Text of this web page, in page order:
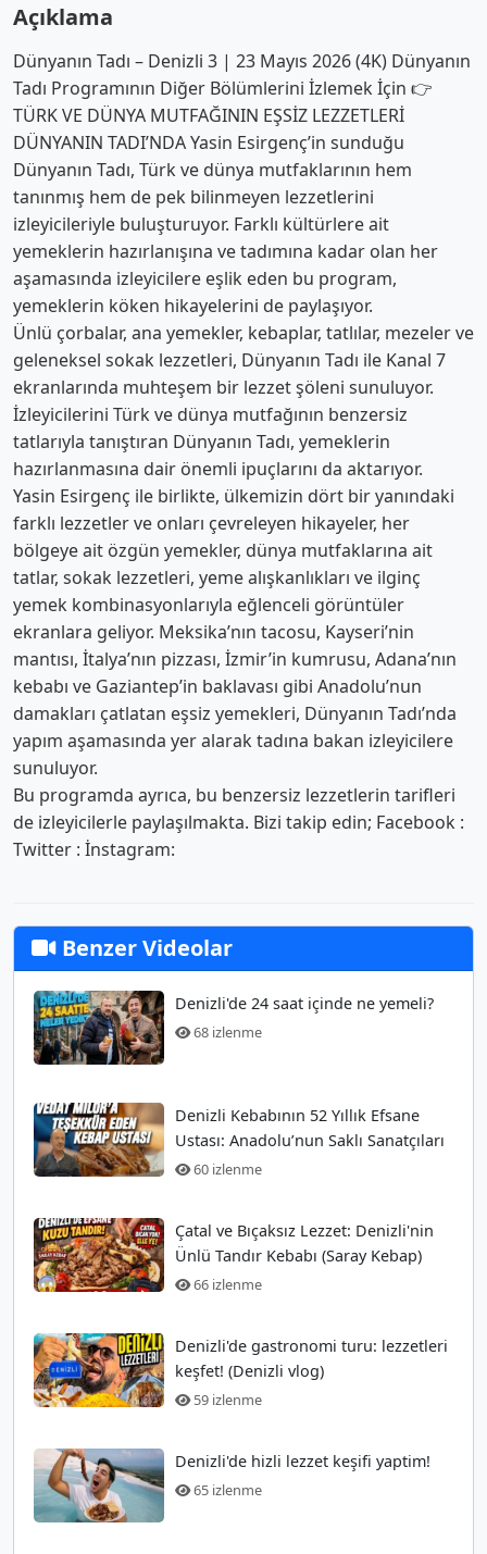
Açıklama
Dünyanın Tadı – Denizli 3 | 23 Mayıs 2026 (4K) Dünyanın
Tadı Programının Diğer Bölümlerini İzlemek İçin 👉
TÜRK VE DÜNYA MUTFAĞININ EŞSİZ LEZZETLERİ
DÜNYANIN TADI’NDA Yasin Esirgenç’in sunduğu
Dünyanın Tadı, Türk ve dünya mutfaklarının hem
tanınmış hem de pek bilinmeyen lezzetlerini
izleyicileriyle buluşturuyor. Farklı kültürlere ait
yemeklerin hazırlanışına ve tadımına kadar olan her
aşamasında izleyicilere eşlik eden bu program,
yemeklerin köken hikayelerini de paylaşıyor.
Ünlü çorbalar, ana yemekler, kebaplar, tatlılar, mezeler ve
geleneksel sokak lezzetleri, Dünyanın Tadı ile Kanal 7
ekranlarında muhteşem bir lezzet şöleni sunuluyor.
İzleyicilerini Türk ve dünya mutfağının benzersiz
tatlarıyla tanıştıran Dünyanın Tadı, yemeklerin
hazırlanmasına dair önemli ipuçlarını da aktarıyor.
Yasin Esirgenç ile birlikte, ülkemizin dört bir yanındaki
farklı lezzetler ve onları çevreleyen hikayeler, her
bölgeye ait özgün yemekler, dünya mutfaklarına ait
tatlar, sokak lezzetleri, yeme alışkanlıkları ve ilginç
yemek kombinasyonlarıyla eğlenceli görüntüler
ekranlara geliyor. Meksika’nın tacosu, Kayseri’nin
mantısı, İtalya’nın pizzası, İzmir’in kumrusu, Adana’nın
kebabı ve Gaziantep’in baklavası gibi Anadolu’nun
damakları çatlatan eşsiz yemekleri, Dünyanın Tadı’nda
yapım aşamasında yer alarak tadına bakan izleyicilere
sunuluyor.
Bu programda ayrıca, bu benzersiz lezzetlerin tarifleri
de izleyicilerle paylaşılmakta. Bizi takip edin; Facebook :
Twitter : İnstagram:
Benzer Videolar
Denizli'de 24 saat içinde ne yemeli?
68 izlenme
Denizli Kebabının 52 Yıllık Efsane
Ustası: Anadolu’nun Saklı Sanatçıları
60 izlenme
Çatal ve Bıçaksız Lezzet: Denizli'nin
Ünlü Tandır Kebabı (Saray Kebap)
66 izlenme
Denizli'de gastronomi turu: lezzetleri
keşfet! (Denizli vlog)
59 izlenme
Denizli'de hizli lezzet keşifi yaptim!
65 izlenme